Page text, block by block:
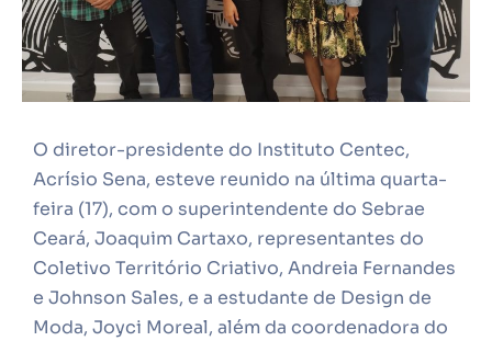
O diretor-presidente do Instituto Centec,
Acrísio Sena, esteve reunido na última quarta-
feira (17), com o superintendente do Sebrae
Ceará, Joaquim Cartaxo, representantes do
Coletivo Território Criativo, Andreia Fernandes
e Johnson Sales, e a estudante de Design de
Moda, Joyci Moreal, além da coordenadora do